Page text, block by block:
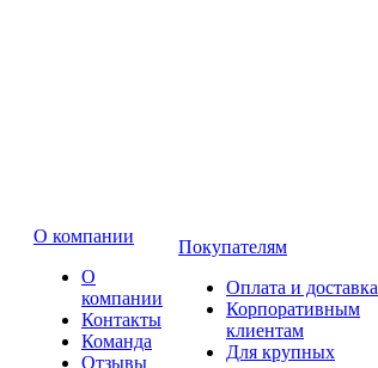
О компании
О
компании
Контакты
Команда
Отзывы
Покупателям
Оплата и доставка
Корпоративным
клиентам
Для крупных